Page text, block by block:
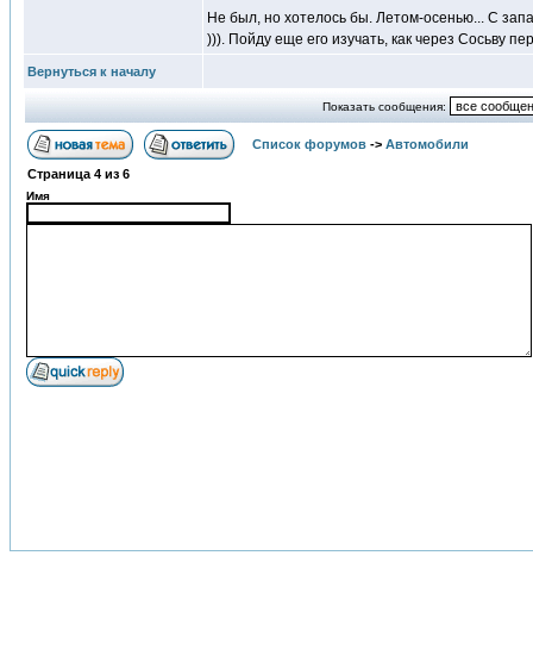
Не был, но хотелось бы. Летом-осенью... С
))). Пойду еще его изучать, как через Сосьву
Вернуться к началу
Показать сообщения:
Список форумов -> Автомобили
Страница 4 из 6
Имя